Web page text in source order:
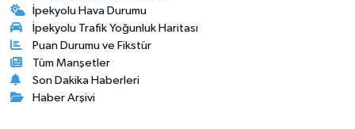
İpekyolu Hava Durumu
İpekyolu Trafik Yoğunluk Haritası
Puan Durumu ve Fikstür
Tüm Manşetler
Son Dakika Haberleri
Haber Arşivi